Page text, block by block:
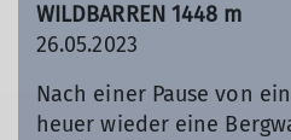
WILDBARREN 1448 m
26.05.2023
Nach einer Pause von
heuer wieder eine